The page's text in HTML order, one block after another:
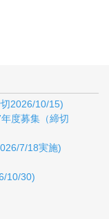
2026/10/15)
度募集（締切
7/18実施)
10/30)